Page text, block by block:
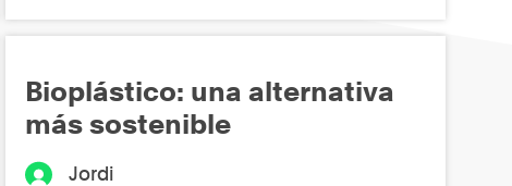
Bioplástico: una alternativa
más sostenible
Jordi